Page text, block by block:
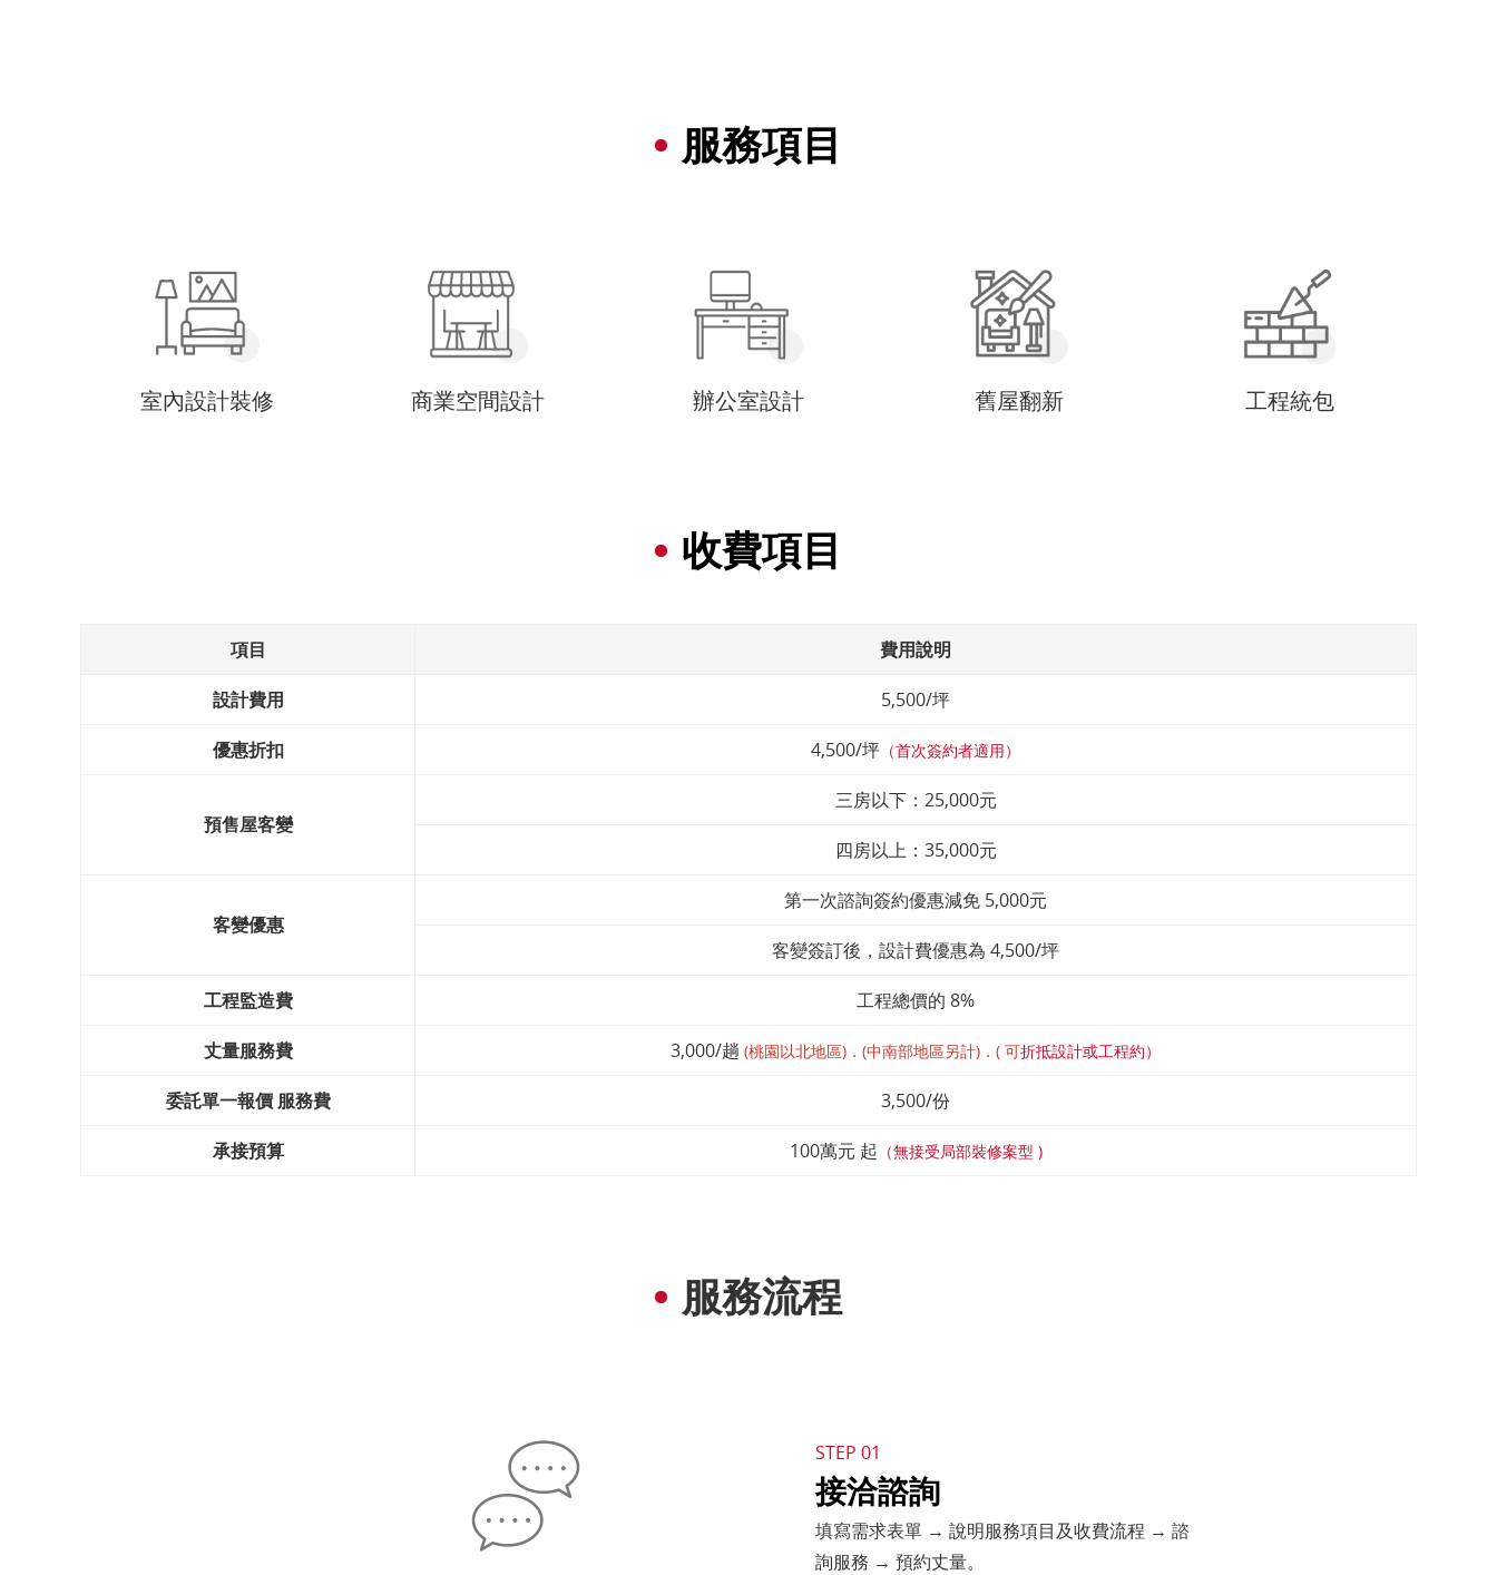
服務項目
室內設計裝修 商業空間設計 辦公室設計 舊屋翻新 工程統包
收費項目
項目 費用說明
設計費用 5,500/坪
優惠折扣 4,500/坪 （首次簽約者適用）
預售屋客變
三房以下：25,000元
四房以上：35,000元
客變優惠
第一次諮詢簽約優惠減免 5,000元
客變簽訂後，設計費優惠為 4,500/坪
工程監造費 工程總價的 8%
丈量服務費 3,000/趟 (桃園以北地區)．(中南部地區另計)．( 可折抵設計或工程約）
委託單一報價 服務費 3,500/份
承接預算 100萬元 起 （無接受局部裝修案型 )
服務流程
STEP 01
接洽諮詢
填寫需求表單 → 說明服務項目及收費流程 → 諮
詢服務 → 預約丈量。